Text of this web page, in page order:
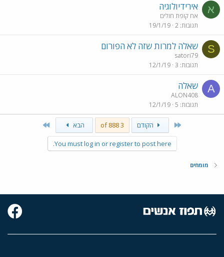
א אירידיולוגיה
אח קופת חולים
תגובות 2
19/1/19
S שאלה למרות שזה לא הפורום
satori79
תגובות 3
12/1/19
A שאלה
ALON408
תגובות 5
12/1/19
First הקודם 3 of 888 הבא
You must log in or register to post here.
מומחים